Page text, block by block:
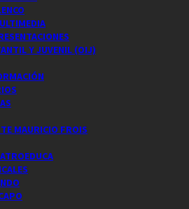
Y JUVENIL (OIJ)
MAURICIO FROIS